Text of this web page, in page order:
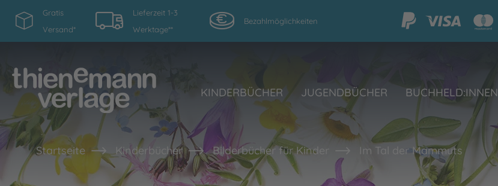
Gratis
Versand*
Lieferzeit 1-3
Werktage**
Bezahlmöglichkeiten
KINDERBÜCHER JUGENDBÜCHER BUCHHELD:INNEN
Startseite Kinderbücher Bilderbücher für Kinder Im Tal der Mammuts